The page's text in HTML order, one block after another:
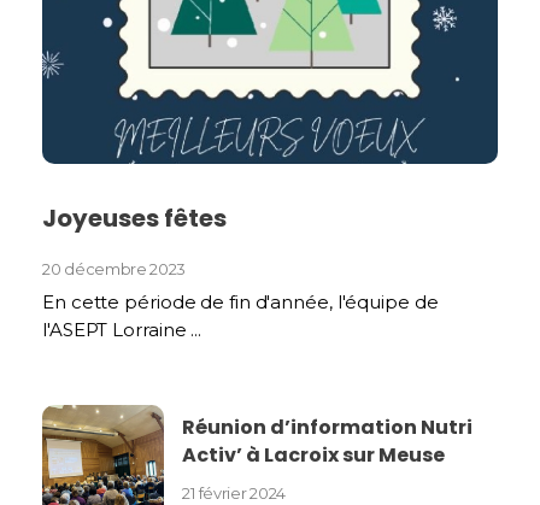
Joyeuses fêtes
20 décembre 2023
En cette période de fin d'année, l'équipe de
l'ASEPT Lorraine ...
Réunion d’information Nutri
Activ’ à Lacroix sur Meuse
21 février 2024